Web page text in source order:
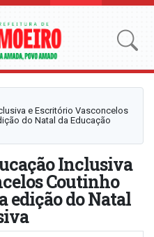
e Escritório Vasconcelos
do Natal da Educação
Inclusiva
Coutinho
edição do Natal